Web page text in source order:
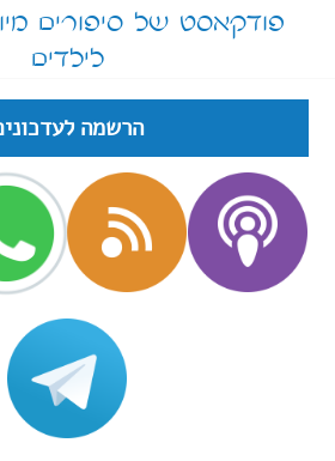
פודקאסט של סיפורים
לילדים
הרשמה